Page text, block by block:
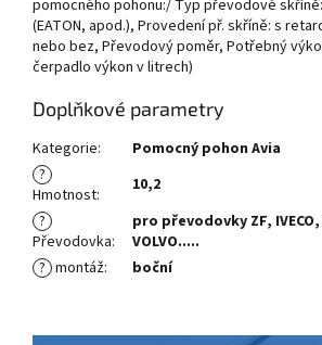
pomocného pohonu:/ Typ převodové skříně:
(EATON, apod.), Provedení př. skříně: s
nebo bez, Převodový poměr, Potřebný
čerpadlo výkon v litrech)
Doplňkové parametry
Kategorie:
Pomocný pohon Avia
?
Hmotnost:
10,2
?
Převodovka:
pro převodovky ZF, IVECO,
VOLVO.....
? montáž: boční